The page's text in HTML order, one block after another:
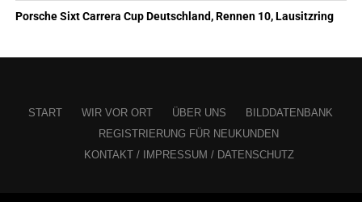
Porsche Sixt Carrera Cup Deutschland, Rennen 10, Lausitzring
START WIR VOR ORT ÜBER UNS
BILDDATENBANK
REGISTRIERUNG FÜR NEUKUNDEN
KONTAKT / IMPRESSUM / DATENSCHUTZ